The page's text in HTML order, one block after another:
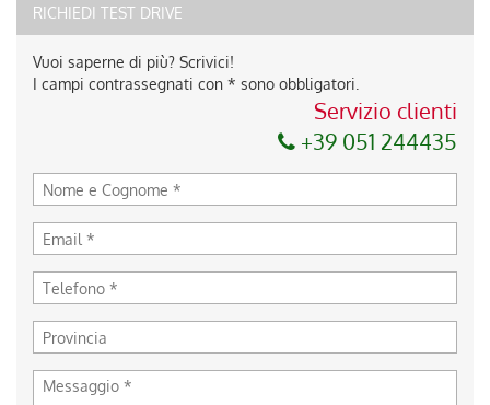
RICHIEDI TEST DRIVE
Vuoi saperne di più? Scrivici!
I campi contrassegnati con * sono obbligatori.
Servizio clienti
+39 051 244435